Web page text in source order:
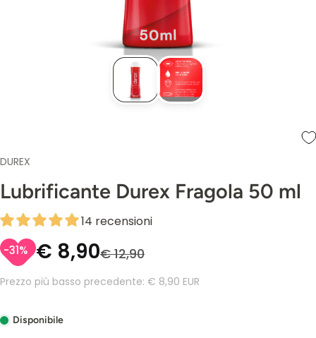
DUREX
Lubrificante Durex Fragola 50 ml
14 recensioni
-31% € 8,90€ 12,90
Prezzo più basso precedente: € 8,90 EUR
Disponibile